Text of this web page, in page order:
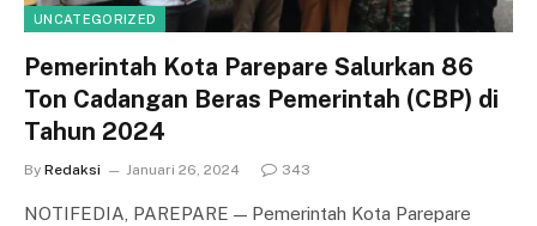
UNCATEGORIZED
Pemerintah Kota Parepare Salurkan 86
Ton Cadangan Beras Pemerintah (CBP) di
Tahun 2024
By Redaksi Januari 26, 2024 343
NOTIFEDIA, PAREPARE — Pemerintah Kota Parepare